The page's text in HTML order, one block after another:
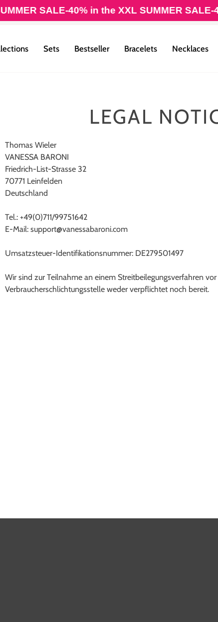
SALE-40% in the XXL SUMMER SALE-
Sets Bestseller Bracelets Necklaces
LEGAL
Thomas Wieler
VANESSA BARONI
Friedrich-List-Strasse 32
70771 Leinfelden
Deutschland
Tel.: +49(0)711/99751642
E-Mail: support@vanessabaroni.com
Umsatzsteuer-Identifikationsnummer: DE279501497
Wir sind zur Teilnahme an einem Streitbeilegungsverfahren
Verbraucherschlichtungsstelle weder verpflichtet noch bereit.